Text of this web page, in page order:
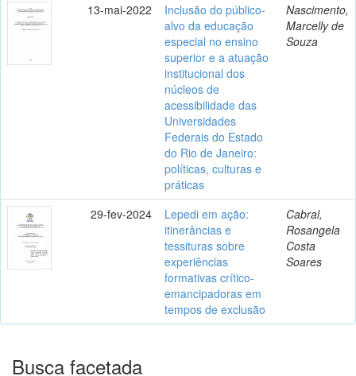
13-mai-2022
Inclusão do público-
alvo da educação
especial no ensino
superior e a atuação
institucional dos
núcleos de
acessibilidade das
Universidades
Federais do Estado
do Rio de Janeiro:
políticas, culturas e
práticas
Nascimento,
Marcelly de
Souza
29-fev-2024
Lepedi em ação:
itinerâncias e
tessituras sobre
experiências
formativas crítico-
emancipadoras em
tempos de exclusão
Cabral,
Rosangela
Costa
Soares
Busca facetada